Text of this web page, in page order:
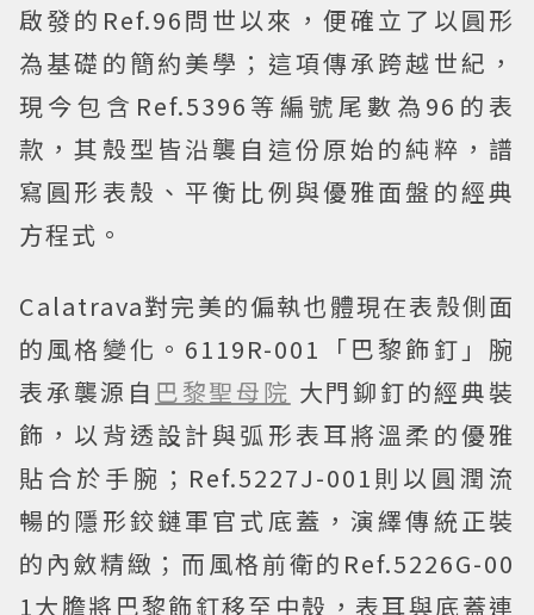
啟發的Ref.96問世以來，便確立了以圓形
為基礎的簡約美學；這項傳承跨越世紀，
現今包含Ref.5396等編號尾數為96的表
款，其殼型皆沿襲自這份原始的純粹，譜
寫圓形表殼、平衡比例與優雅面盤的經典
方程式。
Calatrava對完美的偏執也體現在表殼側面
的風格變化。6119R-001「巴黎飾釘」腕
表承襲源自 巴黎聖母院 大門鉚釘的經典裝
飾，以背透設計與弧形表耳將溫柔的優雅
貼合於手腕；Ref.5227J-001則以圓潤流
暢的隱形鉸鏈軍官式底蓋，演繹傳統正裝
的內斂精緻；而風格前衛的Ref.5226G-00
1大膽將巴黎飾釘移至中殼，表耳與底蓋連